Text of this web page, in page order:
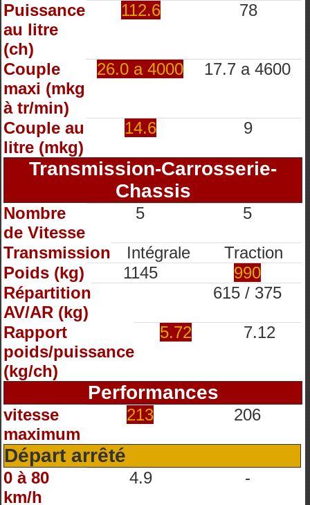
Puissance
au litre
(ch)
112.6 78
Couple
maxi (mkg
à tr/min)
26.0 a 4000 17.7 a 4600
Couple au
litre (mkg)
14.6 9
Transmission-Carrosserie-
Chassis
Nombre
de Vitesse
5 5
Transmission Intégrale
Traction
Poids (kg)
1145
990
Répartition
AV/AR (kg)
615 / 375
Rapport
poids/puissance
(kg/ch)
5.72 7.12
Performances
vitesse
maximum
213 206
Départ arrêté
0 à 80
km/h
4.9 -